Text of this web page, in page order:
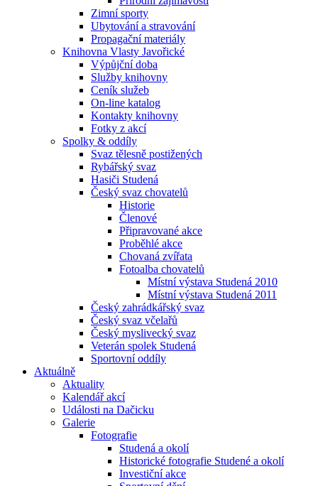
Zimní sporty
Ubytování a stravování
Propagační materiály
Knihovna Vlasty Javořické
Výpůjční doba
Služby knihovny
Ceník služeb
On-line katalog
Kontakty knihovny
Fotky z akcí
Spolky & oddíly
Svaz tělesně postižených
Rybářský svaz
Hasiči Studená
Český svaz chovatelů
Historie
Členové
Připravované akce
Proběhlé akce
Chovaná zvířata
Fotoalba chovatelů
Místní výstava Studená 2010
Místní výstava Studená 2011
Český zahrádkářský svaz
Český svaz včelařů
Český myslivecký svaz
Veterán spolek Studená
Sportovní oddíly
Aktuálně
Aktuality
Kalendář akcí
Události na Dačicku
Galerie
Fotografie
Studená a okolí
Historické fotografie Studené a okolí
Investiční akce